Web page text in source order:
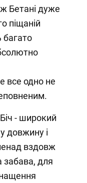
Бетані дуже
піщаній
багато
все одно не
- широкий
довжину і
вздовж
забава, для